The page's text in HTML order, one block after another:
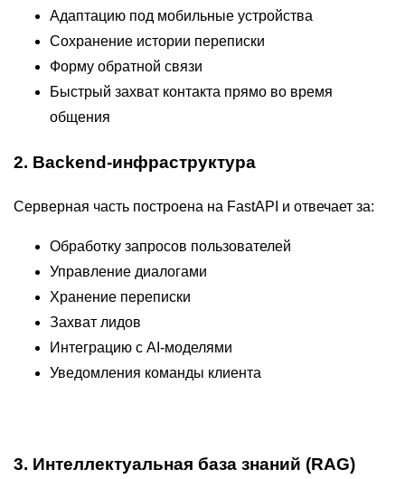
Адаптацию под мобильные устройства
Сохранение истории переписки
Форму обратной связи
Быстрый захват контакта прямо во время
общения
2. Backend-инфраструктура
Серверная часть построена на FastAPI и отвечает за:
Обработку запросов пользователей
Управление диалогами
Хранение переписки
Захват лидов
Интеграцию с AI-моделями
Уведомления команды клиента
3. Интеллектуальная база знаний (RAG)